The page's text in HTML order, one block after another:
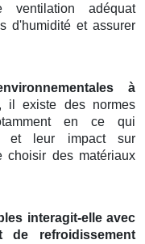
ventilation adéquat
d'humidité et assurer
à
il existe des normes
en ce qui
et leur impact sur
choisir des matériaux
interagit-elle avec
de refroidissement